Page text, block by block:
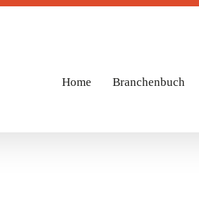
Home Branchenbuch